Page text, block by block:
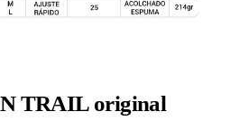
TRAIL original